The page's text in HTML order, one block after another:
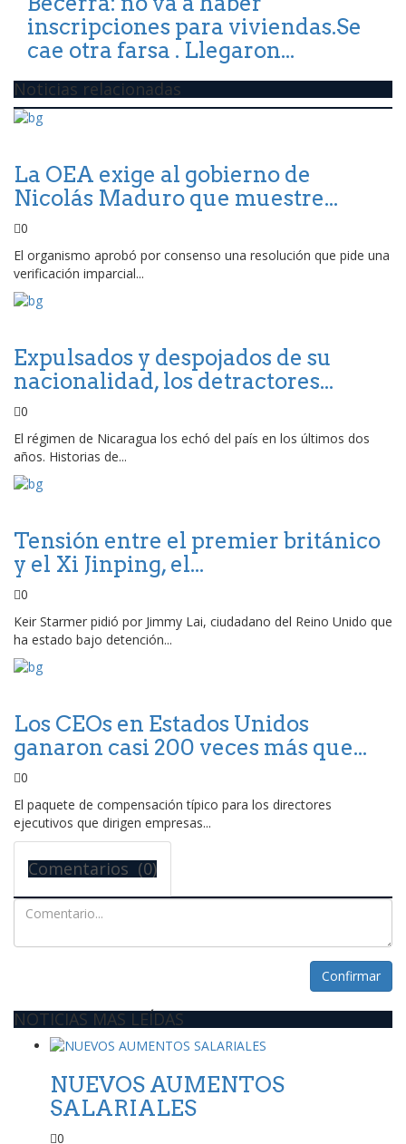
inscripciones para viviendas.Se
cae otra farsa . Llegaron...
Noticias relacionadas
La OEA exige al gobierno de
Nicolás Maduro que muestre...
0
El organismo aprobó por consenso una resolución que pide una
verificación imparcial...
Expulsados y despojados de su
nacionalidad, los detractores...
0
El régimen de Nicaragua los echó del país en los últimos dos
años. Historias de...
Tensión entre el premier británico
y el Xi Jinping, el...
0
Keir Starmer pidió por Jimmy Lai, ciudadano del Reino Unido que
ha estado bajo detención...
Los CEOs en Estados Unidos
ganaron casi 200 veces más que...
0
El paquete de compensación típico para los directores
ejecutivos que dirigen empresas...
Comentarios (0)
Confirmar
NOTICIAS MAS LEÍDAS
NUEVOS AUMENTOS
SALARIALES
0